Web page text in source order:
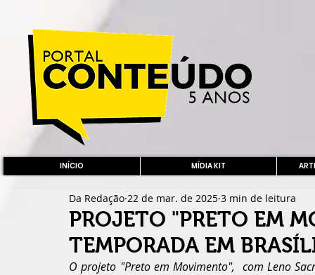
INÍCIO MÍDIA KIT
PROJETO "PRETO EM
TEMPORADA EM
Da Redação 22 de mar. de 2025 3 min de leitura
O projeto "Preto em Movimento",  com Leno